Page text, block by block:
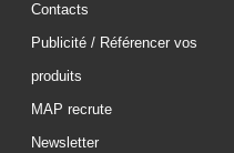
Contacts
Publicité / Référencer vos
produits
MAP recrute
Newsletter